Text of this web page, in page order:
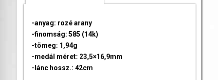
-anyag: rozé arany
-finomság: 585 (14k)
-tömeg: 1,94g
-medál méret: 23,5×16,9mm
-lánc hossz.: 42cm